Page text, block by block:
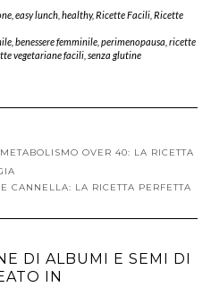
, easy lunch, healthy,Ricette Facili, Ricette
, benessere femminile, perimenopausa ricette
vegetariane facili senza glutine
OVER 40: LA RICETTA
CANNELLA: LA RICETTA PERFETTA
DI ALBUMI E SEMI DI
IN